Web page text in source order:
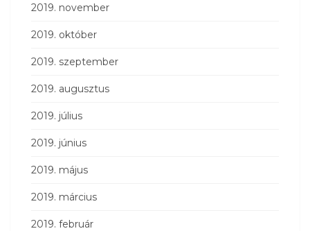
2019. november
2019. október
2019. szeptember
2019. augusztus
2019. július
2019. június
2019. május
2019. március
2019. február